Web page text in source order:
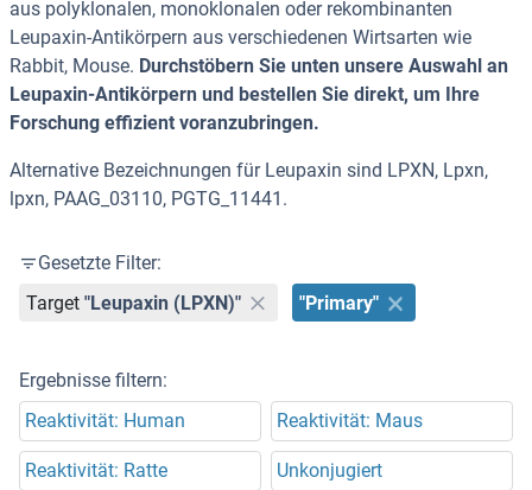
aus polyklonalen, monoklonalen oder rekombinanten
Leupaxin-Antikörpern aus verschiedenen Wirtsarten wie
Rabbit, Mouse. Durchstöbern Sie unten unsere Auswahl an
Leupaxin-Antikörpern und bestellen Sie direkt, um Ihre
Forschung effizient voranzubringen.
Alternative Bezeichnungen für Leupaxin sind LPXN, Lpxn,
lpxn, PAAG_03110, PGTG_11441.
Gesetzte Filter:
Target "Leupaxin (LPXN)" "Primary"
Ergebnisse filtern:
Reaktivität: Human
Reaktivität: Maus
Reaktivität: Ratte Unkonjugiert